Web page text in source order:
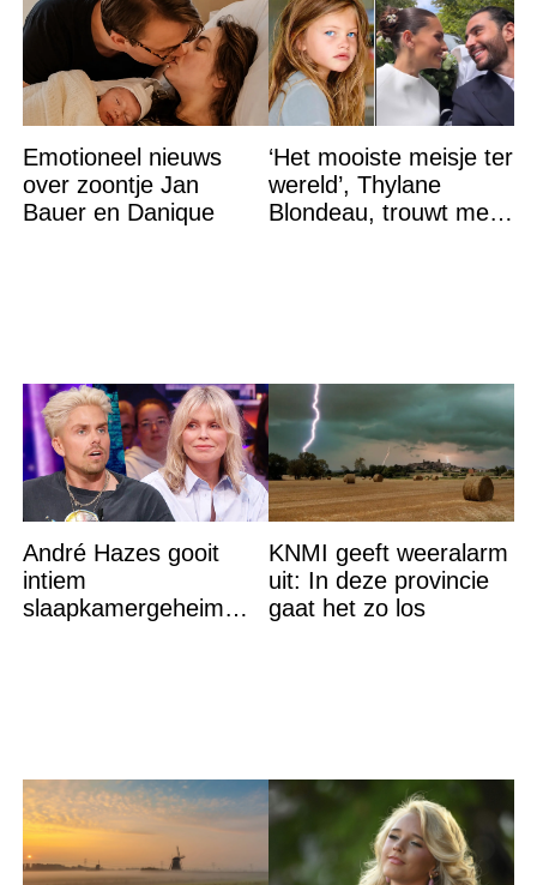
Emotioneel nieuws
over zoontje Jan
Bauer en Danique
‘Het mooiste meisje ter
wereld’, Thylane
Blondeau, trouwt met
André Hazes gooit
intiem
slaapkamergeheim
KNMI geeft weeralarm
uit: In deze provincie
gaat het zo los